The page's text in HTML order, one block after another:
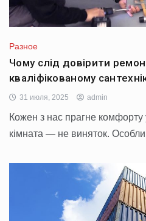
Разное
Чому слід довірити
кваліфікованому
31 июля, 2025 admin
Кожен з нас прагне
кімната — не виняток.